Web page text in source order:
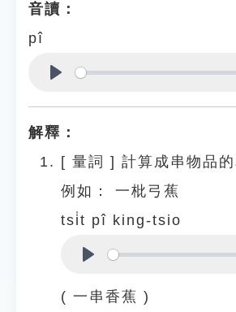
音讀：
pî
解釋：
[ 量詞 ] 計算成串物品的
例如：
一枇弓蕉
tsi̍t pî king-tsio
( 一串香蕉 )